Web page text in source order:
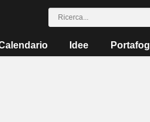
Idee